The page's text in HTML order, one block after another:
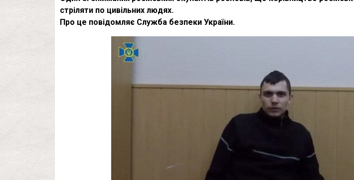
стріляти по цивільних людях.
Про це повідомляє Служба безпеки України.